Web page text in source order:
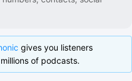
gives you listeners
of podcasts.